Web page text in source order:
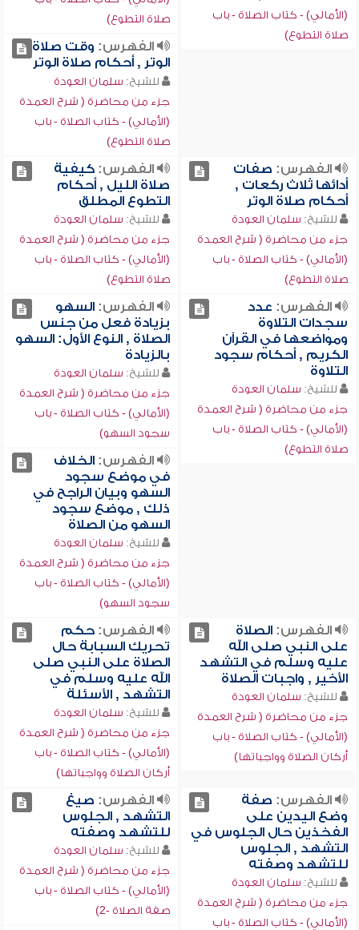
(الأمالي) - كتاب الصلاة - باب
صلاة التطوع)
صلاة التطوع)
الفهرس: وقت صلاة
الوتر , أحكام صلاة الوتر
للشيخ: سلمان العودة
جزء من محاضرة ( شرح العمدة
(الأمالي) - كتاب الصلاة - باب
صلاة التطوع)
الفهرس: صفات
أدائها ثلاث ركعات ,
أحكام صلاة الوتر
للشيخ: سلمان العودة
جزء من محاضرة ( شرح العمدة
(الأمالي) - كتاب الصلاة - باب
صلاة التطوع)
الفهرس:كيفية
صلاة الليل , أحكام
التطوع المطلق
للشيخ: سلمان العودة
جزء من محاضرة ( شرح العمدة
(الأمالي) - كتاب الصلاة - باب
صلاة التطوع)
الفهرس: عدد
سجدات التلاوة
ومواضعها في القرآن
الكريم , أحكام سجود
التلاوة
للشيخ: سلمان العودة
جزء من محاضرة ( شرح العمدة
(الأمالي) - كتاب الصلاة - باب
صلاة التطوع)
الفهرس:السهو
بزيادة فعل من جنس
الصلاة , النوع الأول: السهو
بالزيادة
للشيخ: سلمان العودة
جزء من محاضرة ( شرح العمدة
(الأمالي) - كتاب الصلاة - باب
سجود السهو)
الفهرس:الخلاف
في موضع سجود
السهو وبيان الراجح في
ذلك , موضع سجود
السهو من الصلاة
للشيخ: سلمان العودة
جزء من محاضرة ( شرح العمدة
(الأمالي) - كتاب الصلاة - باب
سجود السهو)
الفهرس:الصلاة
على النبي صلى الله
عليه وسلم في التشهد
الأخير , واجبات الصلاة
للشيخ: سلمان العودة
جزء من محاضرة ( شرح العمدة
(الأمالي) - كتاب الصلاة - باب
أركان الصلاة وواجباتها)
الفهرس:حكم
تحريك السبابة حال
الصلاة على النبي صلى
الله عليه وسلم في
التشهد , الأسئلة
للشيخ: سلمان العودة
جزء من محاضرة ( شرح العمدة
(الأمالي) - كتاب الصلاة - باب
أركان الصلاة وواجباتها)
الفهرس: صفة
وضع اليدين على
الفخذين حال الجلوس في
التشهد , الجلوس
للتشهد وصفته
للشيخ: سلمان العودة
جزء من محاضرة ( شرح العمدة
(الأمالي) - كتاب الصلاة - باب
الفهرس: صيغ
التشهد , الجلوس
للتشهد وصفته
للشيخ: سلمان العودة
جزء من محاضرة ( شرح العمدة
(الأمالي) - كتاب الصلاة - باب
صفة الصلاة -2)